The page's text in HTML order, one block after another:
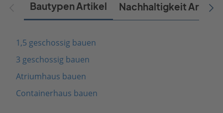
Bautypen Artikel Nachhaltigkeit Artikel
1,5 geschossig bauen
3 geschossig bauen
Atriumhaus bauen
Containerhaus bauen